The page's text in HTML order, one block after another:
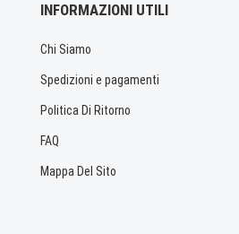
INFORMAZIONI UTILI
Chi Siamo
Spedizioni e pagamenti
Politica Di Ritorno
FAQ
Mappa Del Sito